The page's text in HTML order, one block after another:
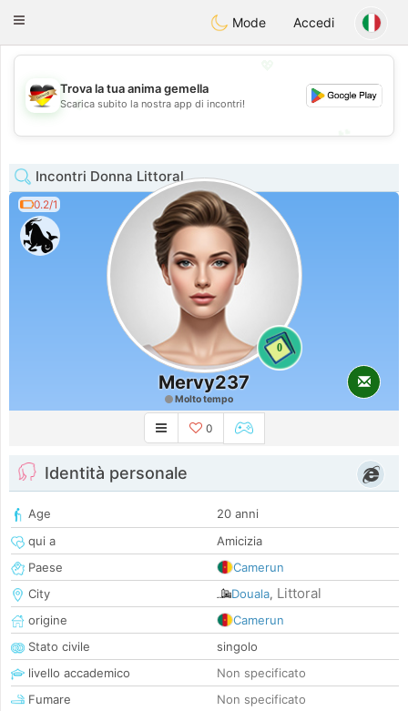
DeutschDating
Toggle
Mode Accedi
💖
Trova la tua anima gemella
Scarica subito la nostra app di incontri!
Incontri Donna Littoral
0.2/1
0
Mervy237
Molto tempo
0
Identità personale
Age
20 anni
qui a
Amicizia
Paese
Camerun
City
Douala, Littoral
origine
Camerun
Stato civile
singolo
livello accademico
Non specificato
Fumare
Non specificato